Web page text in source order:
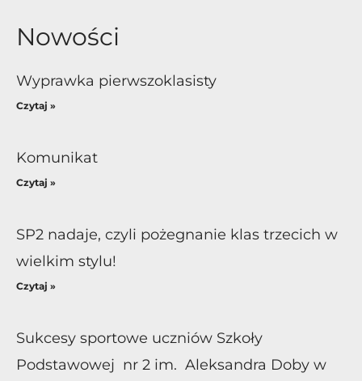
Nowości
Wyprawka pierwszoklasisty
Czytaj »
Komunikat
Czytaj »
SP2 nadaje, czyli pożegnanie klas trzecich w
wielkim stylu!
Czytaj »
Sukcesy sportowe uczniów Szkoły
Podstawowej nr 2 im. Aleksandra Doby w